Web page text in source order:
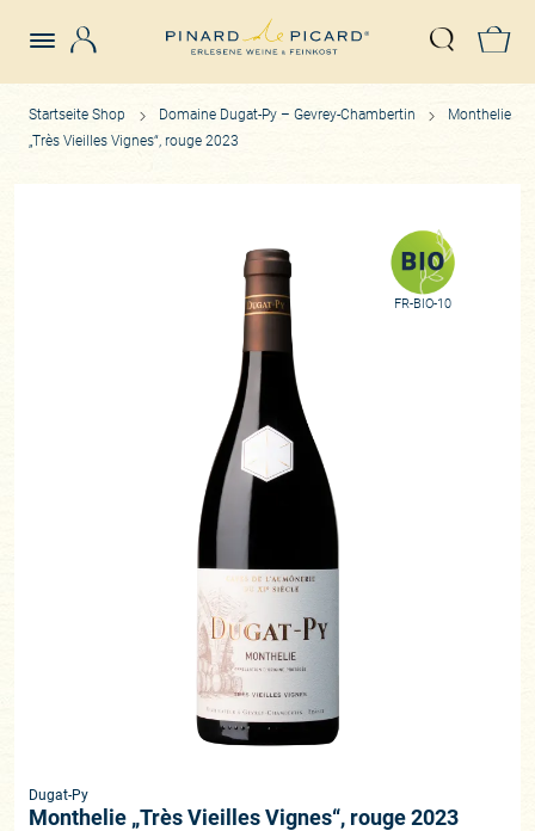
Suche
Startseite Shop Domaine Dugat-Py – Gevrey-Chambertin
Monthelie
„Très Vieilles Vignes“, rouge 2023
FR-BIO-10
Dugat-Py
Monthelie „Très Vieilles Vignes“, rouge 2023